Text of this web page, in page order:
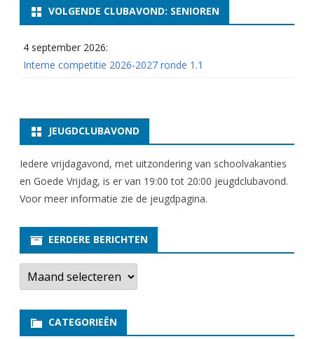
VOLGENDE CLUBAVOND: SENIOREN
4 september 2026:
Interne competitie 2026-2027 ronde 1.1
JEUGDCLUBAVOND
Iedere vrijdagavond, met uitzondering van schoolvakanties
en Goede Vrijdag, is er van 19:00 tot 20:00 jeugdclubavond.
Voor meer informatie zie de jeugdpagina.
EERDERE BERICHTEN
E
r
e
CATEGORIEËN